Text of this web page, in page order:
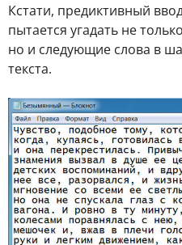
Кстати, предиктивный
пытается угадать не
но и следующие слова в
текста.